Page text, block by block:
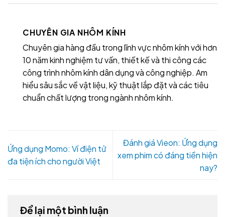
CHUYÊN GIA NHÔM KÍNH
Chuyên gia hàng đầu trong lĩnh vực nhôm kính với hơn
10 năm kinh nghiệm tư vấn, thiết kế và thi công các
công trình nhôm kính dân dụng và công nghiệp. Am
hiểu sâu sắc về vật liệu, kỹ thuật lắp đặt và các tiêu
chuẩn chất lượng trong ngành nhôm kính.
Ứng dụng Momo: Ví điện tử
đa tiện ích cho người Việt
Đánh giá Vieon: Ứng dụng
xem phim có đáng tiền hiện
nay?
Để lại một bình luận